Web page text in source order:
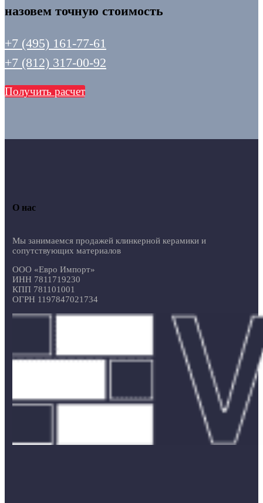
назовем точную стоимость
+7 (495) 161-77-61
+7 (812) 317-00-92
Получить расчет
О нас
Мы занимаемся продажей клинкерной керамики и
сопутствующих материалов
ООО «Евро Импорт»
ИНН 7811719230
КПП 781101001
ОГРН 1197847021734